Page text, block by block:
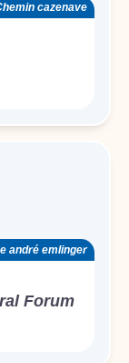
cazenave
andré emlinger
Forum